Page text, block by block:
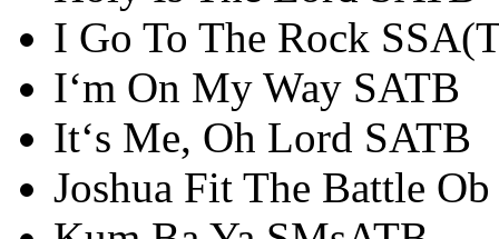
I Go To The Rock
I‘m On My Way SATB
It‘s Me, Oh Lord SATB
Joshua Fit The Battle